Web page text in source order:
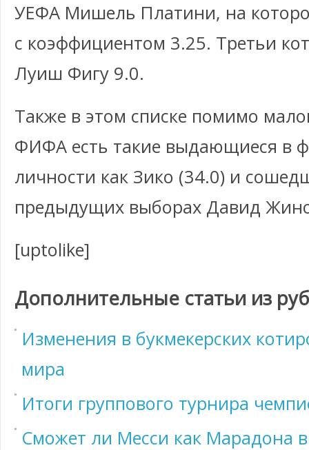
УЕФА Мишель Платини, на
с коэффициентом 3.25. Третьи
Луиш Фигу 9.0.
Также в этом списке помимо
ФИФА есть такие выдающиеся в
личности как Зико (34.0) и
предыдущих выборах Давид
[uptolike]
Дополнительные статьи из
Изменения в букмекерских
мира
Итоги группового турнира
Сможет ли Месси как Марадона